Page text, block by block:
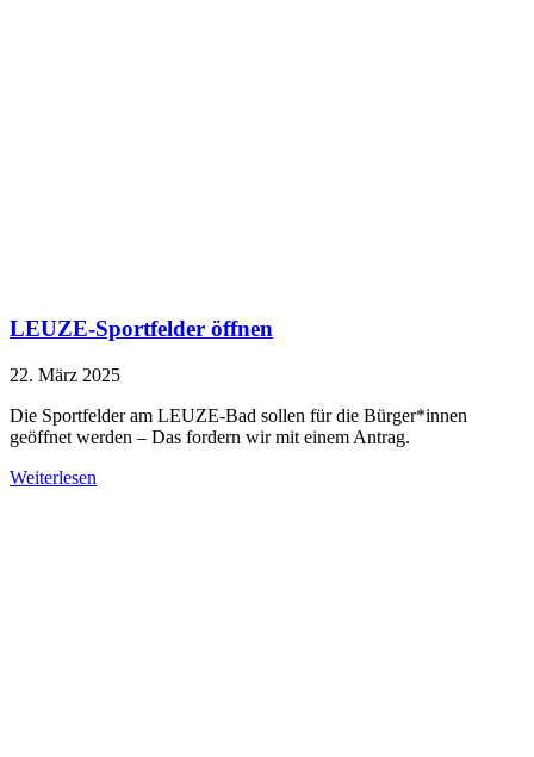
LEUZE-Sportfelder öffnen
22. März 2025
Die Sportfelder am LEUZE-Bad sollen für die Bürger*innen
geöffnet werden – Das fordern wir mit einem Antrag.
Weiterlesen